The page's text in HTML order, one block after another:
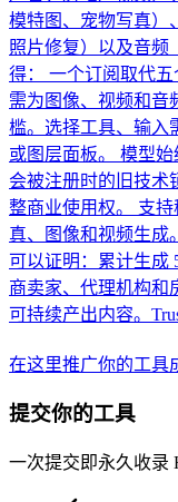
模特图、宠物写真）
照片修复）以及音频
得： 一个订阅取代
需为图像、视频和音
槛。选择工具、输入
或图层面板。 模型
会被注册时的旧技术
整商业使用权。 支
真、图像和视频生成
可以证明：累计生成
商卖家、代理机构和
可持续产出内容。
在这里推广你的工具
提交你的工具
一次提交即永久收录